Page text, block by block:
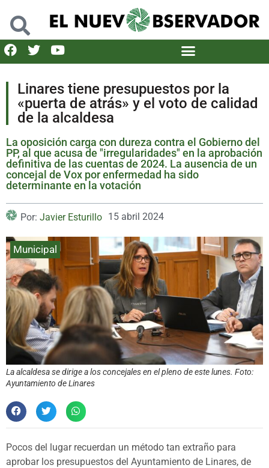
Linares tiene presupuestos por la
«puerta de atrás» y el voto de calidad
de la alcaldesa
La oposición carga con dureza contra el Gobierno del
PP, al que acusa de "irregularidades" en la aprobación
definitiva de las cuentas de 2024. La ausencia de un
concejal de Vox por enfermedad ha sido
determinante en la votación
Por: Javier Esturillo 15 abril 2024
Municipal
La alcaldesa se dirige a los concejales en el pleno de este lunes. Foto:
Ayuntamiento de Linares
Pocos del lugar recuerdan un método tan extraño para
aprobar los presupuestos del Ayuntamiento de Linares, de